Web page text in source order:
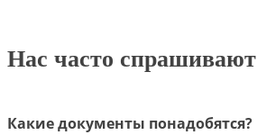
Нас часто спрашивают
Какие документы понадобятся?